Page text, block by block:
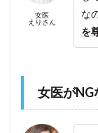
女医
えりさん
な
を
女医がNG